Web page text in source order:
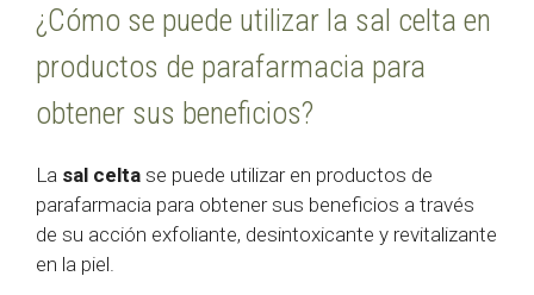
¿Cómo se puede utilizar la sal celta en
productos de parafarmacia para
obtener sus beneficios?
La sal celta se puede utilizar en productos de
parafarmacia para obtener sus beneficios a través
de su acción exfoliante, desintoxicante y revitalizante
en la piel.